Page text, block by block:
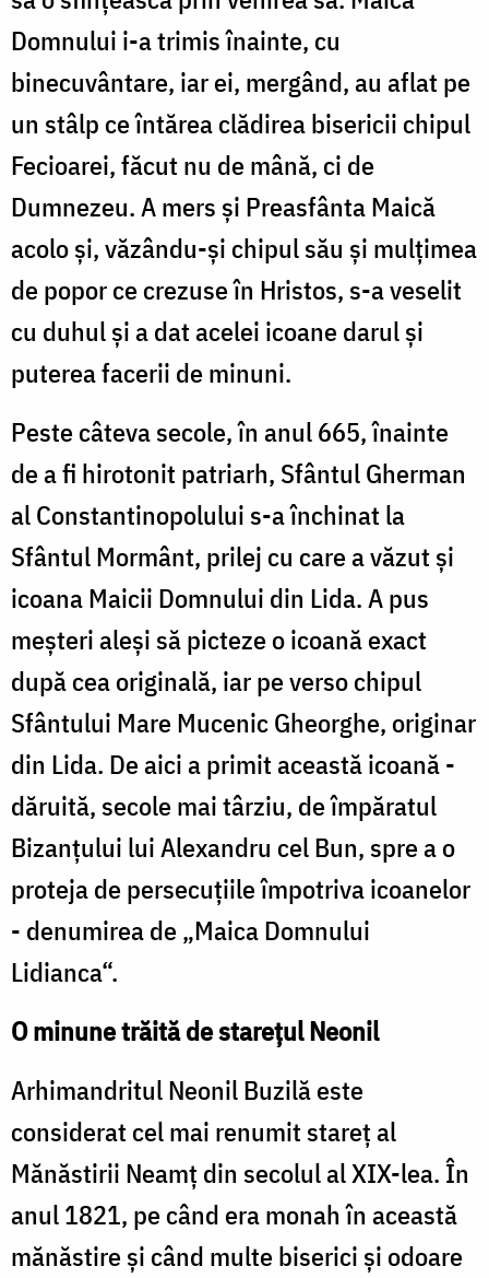
Domnului i-a trimis înainte, cu
binecuvântare, iar ei, mergând, au aflat pe
un stâlp ce întărea clădirea bisericii chipul
Fecioarei, făcut nu de mână, ci de
Dumnezeu. A mers şi Preasfânta Maică
acolo şi, văzându-şi chipul său şi mulţimea
de popor ce crezuse în Hristos, s-a veselit
cu duhul şi a dat acelei icoane darul şi
puterea facerii de minuni.
Peste câteva secole, în anul 665, înainte
de a fi hirotonit patriarh, Sfântul Gherman
al Constantinopolului s-a închinat la
Sfântul Mormânt, prilej cu care a văzut şi
icoana Maicii Domnului din Lida. A pus
meşteri aleşi să picteze o icoană exact
după cea originală, iar pe verso chipul
Sfântului Mare Mucenic Gheorghe, originar
din Lida. De aici a primit această icoană -
dăruită, secole mai târziu, de împăratul
Bizanţului lui Alexandru cel Bun, spre a o
proteja de persecuţiile împotriva icoanelor
- denumirea de „Maica Domnului
Lidianca“.
O minune trăită de stareţul Neonil
Arhimandritul Neonil Buzilă este
considerat cel mai renumit stareţ al
Mănăstirii Neamţ din secolul al XIX-lea. În
anul 1821, pe când era monah în această
mănăstire şi când multe biserici şi odoare